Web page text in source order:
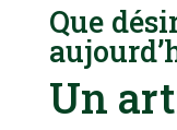
Que
Un